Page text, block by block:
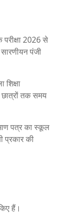
परीक्षा 2026 से
पंजी
शिक्षा
छात्रों तक समय
पत्र का स्कूल
प्रकार की
हैं।